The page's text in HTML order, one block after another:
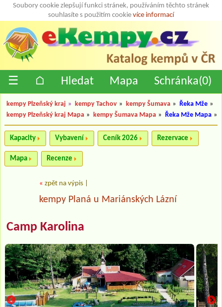
Soubory cookie zlepšují funkci stránek, používáním těchto stránek
souhlasíte s použitím cookie více informací
☰ ⌂ Hledat Mapa Schránka(0)
kempy Plzeňský kraj » kempy Tachov » kempy Šumava » Řeka Mže »
kempy Plzeňský kraj Mapa » kempy Šumava Mapa » Řeka Mže Mapa »
Kapacity Vybavení Ceník 2026 Rezervace
Mapa Recenze
« zpět na výpis
kempy Planá u Mariánských Lázní
Camp Karolina